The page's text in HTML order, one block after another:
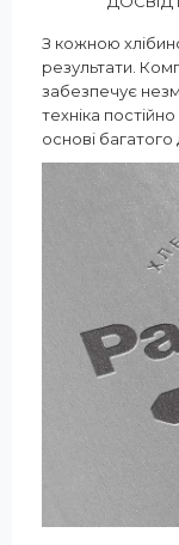
З кожною
результати.
забезпечує
техніка
основі багатого